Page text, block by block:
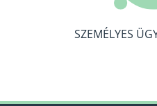
SZEMÉLYES